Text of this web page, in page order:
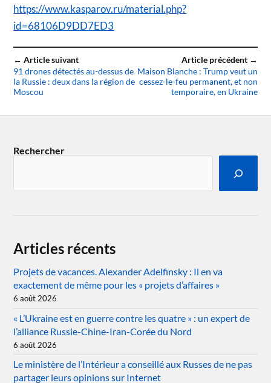
https://www.kasparov.ru/material.php?
id=68106D9DD7ED3
← Article suivant
91 drones détectés au-dessus de
la Russie : deux dans la région de
Moscou
Article précédent →
Maison Blanche : Trump veut un
cessez-le-feu permanent, et non
temporaire, en Ukraine
Rechercher
Articles récents
Projets de vacances. Alexander Adelfinsky : Il en va
exactement de même pour les « projets d’affaires »
6 août 2026
« L’Ukraine est en guerre contre les quatre » : un expert de
l’alliance Russie-Chine-Iran-Corée du Nord
6 août 2026
Le ministère de l’Intérieur a conseillé aux Russes de ne pas
partager leurs opinions sur Internet